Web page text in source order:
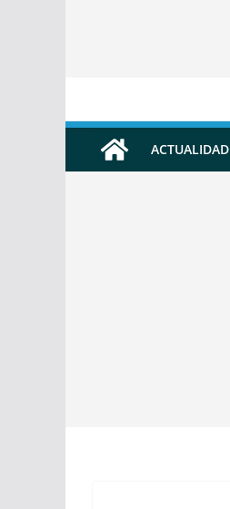
ACTUALIDAD